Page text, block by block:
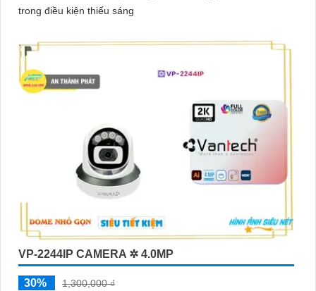
trong điều kiện thiếu sáng
VP-2244IP CAMERA ✲ 4.0MP
30%
1,300,000 ₫